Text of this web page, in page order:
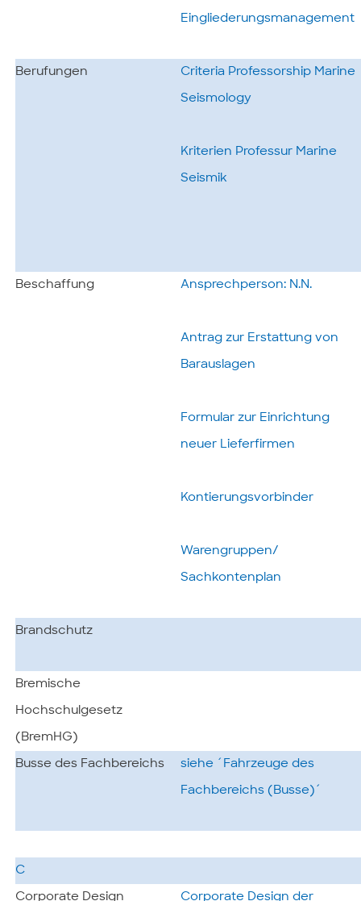
Eingliederungsmanagement
Berufungen Criteria Professorship Marine
Seismology
Kriterien Professur Marine
Seismik
Beschaffung Ansprechperson: N.N.
Antrag zur Erstattung von
Barauslagen
Formular zur Einrichtung
neuer Lieferfirmen
Kontierungsvorbinder
Warengruppen/
Sachkontenplan
Brandschutz
Bremische
Hochschulgesetz
(BremHG)
Busse des Fachbereichs siehe ´Fahrzeuge des
Fachbereichs (Busse)´
C
Corporate Design Corporate Design der